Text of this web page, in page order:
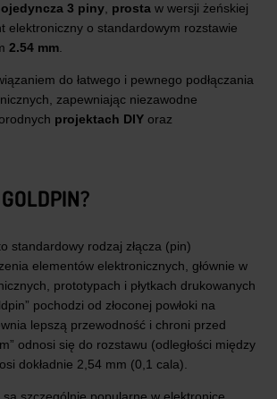
3 piny prosta w wersji żeńskiej
elektroniczny o standardowym rozstawie
2.54 mm
do łatwego i pewnego podłączania
zapewniając niezawodne
projektach DIY oraz
standardowy rodzaj złącza (pin)
elementów elektronicznych, głównie w
prototypach i płytkach drukowanych
pochodzi od złoconej powłoki na
lepszą przewodność i chroni przed
odnosi się do rozstawu (odległości między
dokładnie 2,54 mm (0,1 cala).